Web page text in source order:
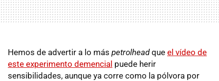
Hemos de advertir a lo más petrolheadque el vídeo de
este experimento demencial puede herir
sensibilidades, aunque ya corre como la pólvora por